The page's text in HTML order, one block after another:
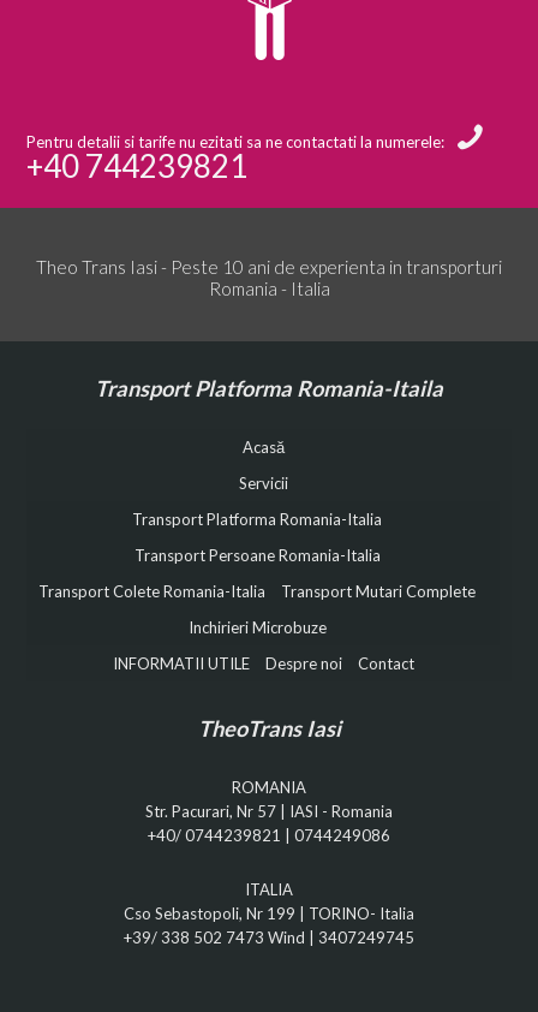
Pentru detalii si tarife nu ezitati sa ne contactati la numerele:
+40 744239821
Theo Trans Iasi - Peste 10 ani de experienta in transporturi
Romania - Italia
Transport Platforma Romania-Itaila
Acasă
Servicii
Transport Platforma Romania-Italia
Transport Persoane Romania-Italia
Transport Colete Romania-Italia
Transport Mutari Complete
Inchirieri Microbuze
INFORMATII UTILE
Despre noi Contact
TheoTrans Iasi
ROMANIA
Str. Pacurari, Nr 57 | IASI - Romania
+40/ 0744239821
0744249086
ITALIA
Cso Sebastopoli, Nr 199 | TORINO- Italia
+39/ 338 502 7473 Wind | 3407249745